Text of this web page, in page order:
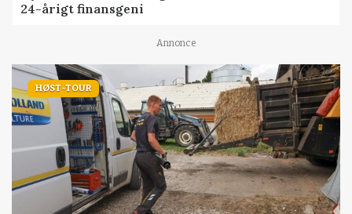
24-årigt finansgeni
Annonce
HØST-TOUR